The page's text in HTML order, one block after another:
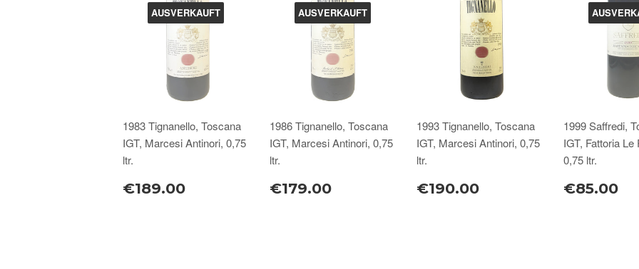
AUSVERKAUFT
1983 Tignanello, Toscana
IGT, Marcesi Antinori, 0,75
ltr.
€189.00
AUSVERKAUFT
1986 Tignanello, Toscana
IGT, Marcesi Antinori, 0,75
ltr.
€179.00
1993 Tignanello, Toscana
IGT, Marcesi Antinori, 0,75
ltr.
€190.00
1999 Saffredi,
IGT, Fattoria Le
0,75 ltr.
€85.00